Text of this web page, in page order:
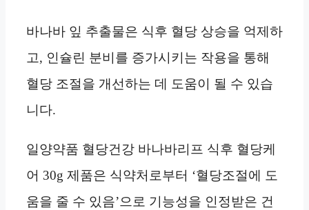
바나바 잎 추출물은 식후 혈당 상승을 억제하
고, 인슐린 분비를 증가시키는 작용을 통해
혈당 조절을 개선하는 데 도움이 될 수 있습
니다.
일양약품 혈당건강 바나바리프 식후 혈당케
어 30g 제품은 식약처로부터 ‘혈당조절에 도
움을 줄 수 있음’으로 기능성을 인정받은 건